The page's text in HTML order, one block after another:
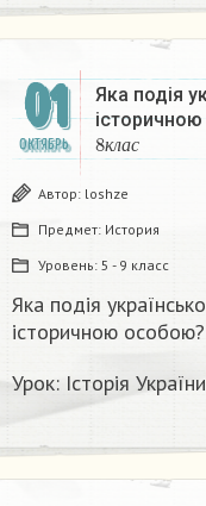
01
ОКТЯБРЬ
Яка подія
історичною
клас
8 а
Автор: loshze
Предмет: История
Уровень: 5 - 9 класс
Яка подія
історичною особою?
Урок: Історія України